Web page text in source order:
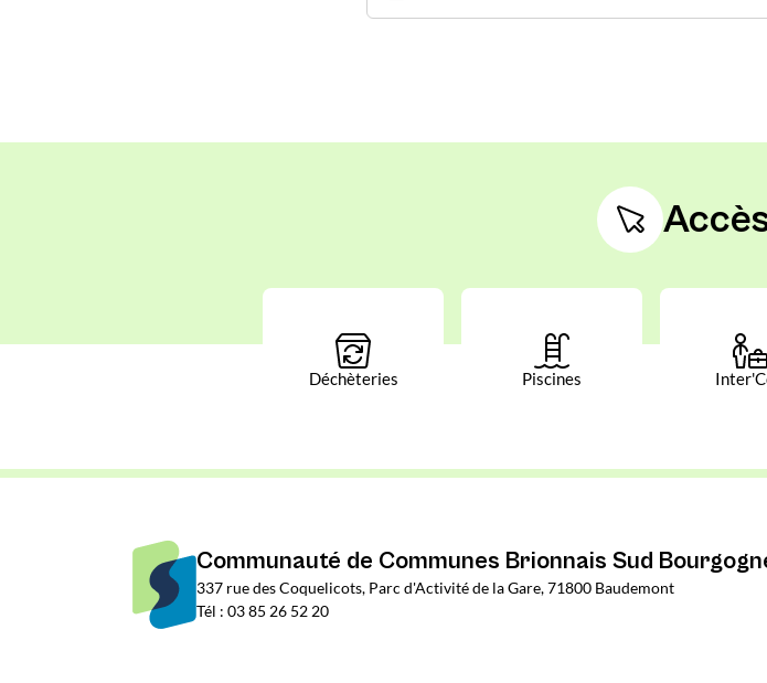
Déchèteries Piscines
Communauté de Communes Brionnais Sud
337 rue des Coquelicots, Parc d'Activité de la Gare, 71800 Baudemont
Tél : 03 85 26 52 20